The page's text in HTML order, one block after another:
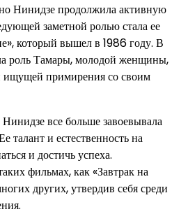
Нинидзе продолжила активную
заметной ролью стала ее
который вышел в 1986 году. В
роль Тамары, молодой женщины,
ищущей примирения со своим
все больше завоевывала
талант и естественность на
и достичь успеха.
фильмах, как «Завтрак на
других, утвердив себя среди